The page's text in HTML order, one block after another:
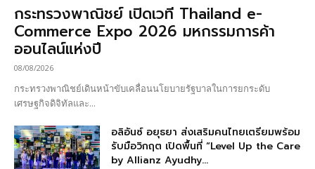
กระทรวงพาณิชย์ เปิดเวที Thailand e-
Commerce Expo 2026 มหกรรมการค้า
ออนไลน์แห่งปี
08/08/2026
กระทรวงพาณิชย์เดินหน้าขับเคลื่อนนโยบายรัฐบาลในการยกระดับ
เศรษฐกิจดิจิทัลและ...
อลิอันซ์ อยุธยา ส่งเสริมคนไทยเตรียมพร้อม
รับมือวิกฤต เปิดพื้นที่ “Level Up the Care
by Allianz Ayudhy...